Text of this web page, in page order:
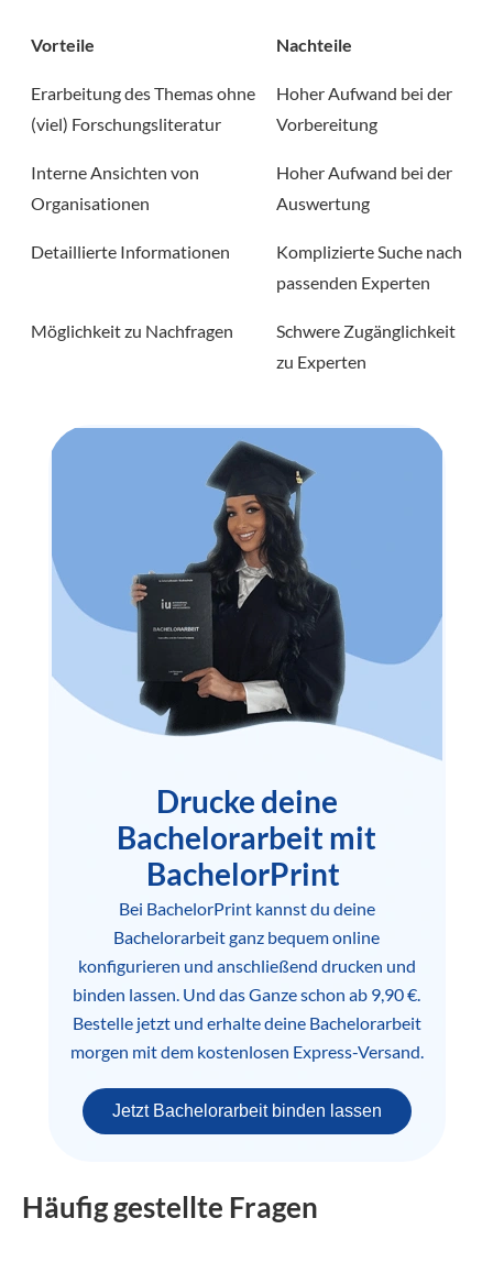
Vorteile Nachteile
Erarbeitung des Themas ohne
(viel) Forschungsliteratur
Hoher Aufwand bei der
Vorbereitung
Interne Ansichten von
Organisationen
Hoher Aufwand bei der
Auswertung
Detaillierte Informationen
Komplizierte Suche nach
passenden Experten
Möglichkeit zu Nachfragen
Schwere Zugänglichkeit
zu Experten
Drucke deine
Bachelorarbeit mit
BachelorPrint
Bei BachelorPrint kannst du deine
Bachelorarbeit ganz bequem online
konfigurieren und anschließend drucken und
binden lassen. Und das Ganze schon ab 9,90 €.
Bestelle jetzt und erhalte deine Bachelorarbeit
morgen mit dem kostenlosen Express-Versand.
Jetzt Bachelorarbeit binden lassen
Häufig gestellte Fragen